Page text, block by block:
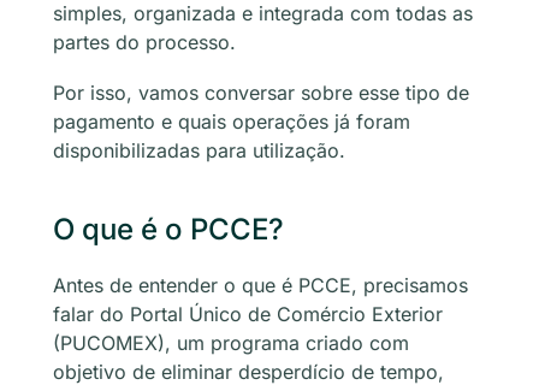
simples, organizada e integrada com todas as
partes do processo.
Por isso, vamos conversar sobre esse tipo de
pagamento e quais operações já foram
disponibilizadas para utilização.
O que é o PCCE?
Antes de entender o que é PCCE, precisamos
falar do Portal Único de Comércio Exterior
(PUCOMEX), um programa criado com
objetivo de eliminar desperdício de tempo,